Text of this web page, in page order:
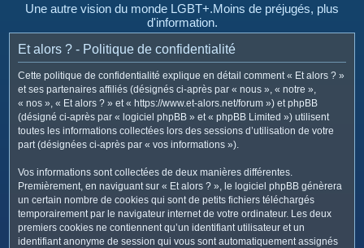
e
Une autre vision du monde LGBT+.Moins de préjugés, plus
d'information.
Et alors ? - Politique de confidentialité
Cette politique de confidentialité explique en détail comment « Et alors ? »
et ses partenaires affiliés (désignés ci-après par « nous », « notre »,
« nos », « Et alors ? » et « https://www.et-alors.net/forum ») et phpBB
(désigné ci-après par « logiciel phpBB » et « phpBB Limited ») utilisent
toutes les informations collectées lors des sessions d’utilisation de votre
part (désignées ci-après par « vos informations »).
Vos informations sont collectées de deux manières différentes.
Premièrement, en naviguant sur « Et alors ? », le logiciel phpBB génèrera
un certain nombre de cookies qui sont de petits fichiers téléchargés
temporairement par le navigateur internet de votre ordinateur. Les deux
premiers cookies ne contiennent qu’un identifiant utilisateur et un
identifiant anonyme de session qui vous sont automatiquement assignés